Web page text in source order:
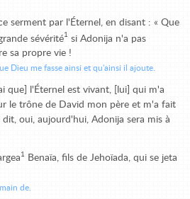
serment par l'Éternel, en disant : « Que
sévérité1 si Adonija n'a pas
sa propre vie !
Dieu me fasse ainsi et qu'ainsi il ajoute.
que] l'Éternel est vivant, [lui] qui m'a
le trône de David mon père et m'a fait
oui, aujourd'hui, Adonija sera mis à
1 Benaïa, fils de Jehoïada, qui se jeta
de.